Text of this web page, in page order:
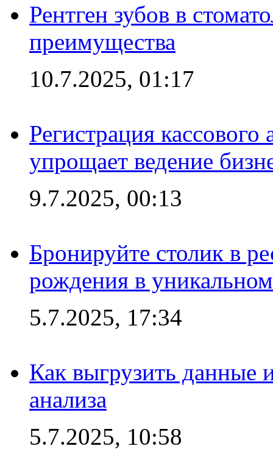
Рентген зубов в
преимущества
10.7.2025, 01:17
Регистрация
упрощает ведение
9.7.2025, 00:13
Бронируйте столик в
рождения в
5.7.2025, 17:34
Как выгрузить данные
анализа
5.7.2025, 10:58